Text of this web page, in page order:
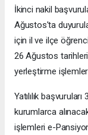
İkinci nakil
Ağustos'ta
için il ve ilçe
26 Ağustos
yerleştirme
Yatılılık
kurumlarca
işlemleri e-